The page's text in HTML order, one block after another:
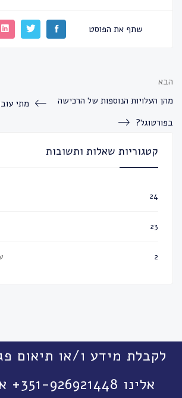
שתף את הפוסט
מתי
הבא
מהן העלויות הנוספות של הרכישה
בפורטוגל?
קטגוריות שאלות ותשובות
24
23
2
לקבלת מידע ו/או תיאום
אלינו